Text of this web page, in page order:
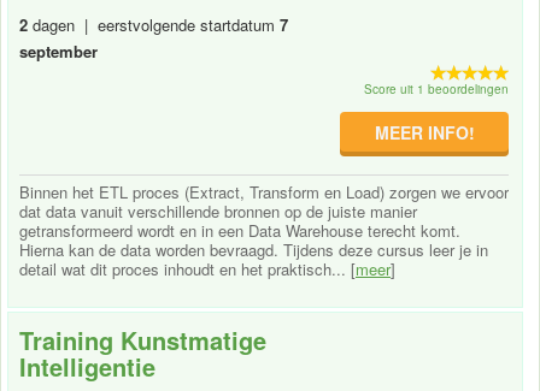
2 dagen | eerstvolgende startdatum 7
september
Score uit 1 beoordelingen
MEER INFO!
Binnen het ETL proces (Extract, Transform en Load) zorgen we ervoor
dat data vanuit verschillende bronnen op de juiste manier
getransformeerd wordt en in een Data Warehouse terecht komt.
Hierna kan de data worden bevraagd. Tijdens deze cursus leer je in
detail wat dit proces inhoudt en het praktisch... [meer]
Training Kunstmatige
Intelligentie